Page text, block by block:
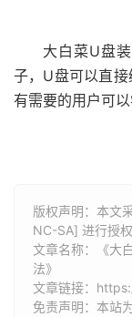
大白菜U盘
子，U盘可以直接
有需要的用户可以
版权声明：本文
NC-SA] 进行授权
文章名称：《大
法》
文章链接：
免责声明：本站